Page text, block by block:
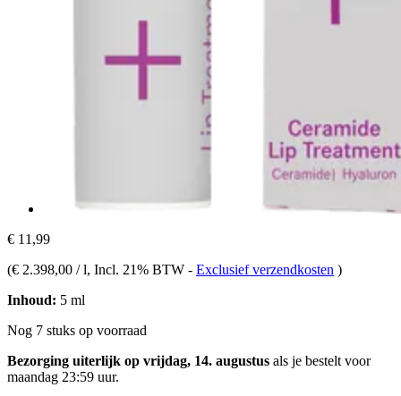
€ 11,99
(€ 2.398,00 / l, Incl. 21% BTW - Exclusief verzendkosten )
Inhoud: 5 ml
Nog 7 stuks op voorraad
Bezorging uiterlijk op vrijdag, 14. augustus als je bestelt voor
maandag 23:59 uur.